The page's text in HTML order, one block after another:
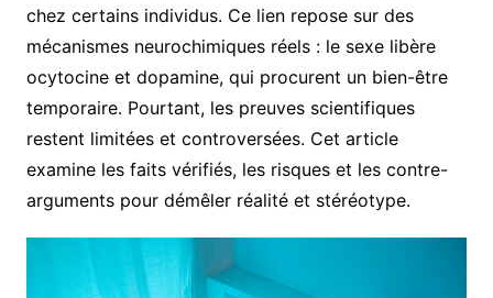
chez certains individus. Ce lien repose sur des
mécanismes neurochimiques réels : le sexe libère
ocytocine et dopamine, qui procurent un bien-être
temporaire. Pourtant, les preuves scientifiques
restent limitées et controversées. Cet article
examine les faits vérifiés, les risques et les contre-
arguments pour démêler réalité et stéréotype.